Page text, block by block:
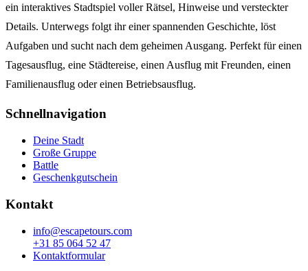
ein interaktives Stadtspiel voller Rätsel, Hinweise und versteckter
Details. Unterwegs folgt ihr einer spannenden Geschichte, löst
Aufgaben und sucht nach dem geheimen Ausgang. Perfekt für einen
Tagesausflug, eine Städtereise, einen Ausflug mit Freunden, einen
Familienausflug oder einen Betriebsausflug.
Schnellnavigation
Deine Stadt
Große Gruppe
Battle
Geschenkgutschein
Kontakt
info@escapetours.com
+31 85 064 52 47
Kontaktformular